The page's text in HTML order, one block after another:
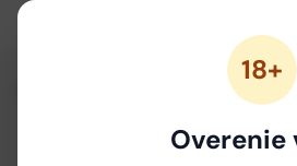
18+
Overenie
/ 10-
10-OH-THC kvety